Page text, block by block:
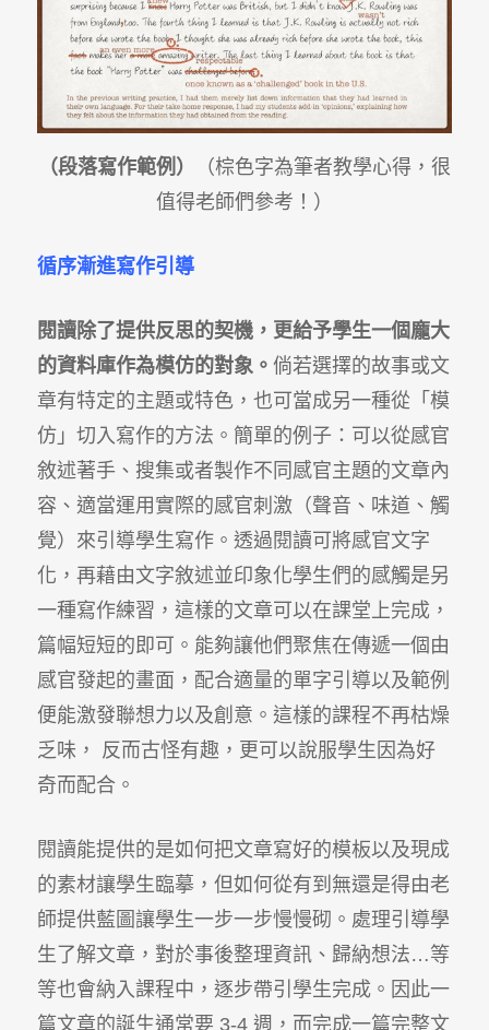
（段落寫作範例）
（棕色字為筆者教學心得，很
值得老師們參考！）
循序漸進寫作引導
閱讀除了提供反思的契機，更給予學生一個龐大
的資料庫作為模仿的對象。 倘若選擇的故事或文
章有特定的主題或特色，也可當成另一種從「模
仿」切入寫作的方法。簡單的例子：可以從感官
敘述著手、搜集或者製作不同感官主題的文章內
容、適當運用實際的感官刺激（聲音、味道、觸
覺）來引導學生寫作。透過閱讀可將感官文字
化，再藉由文字敘述並印象化學生們的感觸是另
一種寫作練習，這樣的文章可以在課堂上完成，
篇幅短短的即可。能夠讓他們聚焦在傳遞一個由
感官發起的畫面，配合適量的單字引導以及範例
便能激發聯想力以及創意。這樣的課程不再枯燥
乏味， 反而古怪有趣，更可以說服學生因為好
奇而配合。
閱讀能提供的是如何把文章寫好的模板以及現成
的素材讓學生臨摹，但如何從有到無還是得由老
師提供藍圖讓學生一步一步慢慢砌。處理引導學
生了解文章，對於事後整理資訊、歸納想法…等
等也會納入課程中，逐步帶引學生完成。因此一
篇文章的誕生通常要 3-4 週，而完成一篇完整文